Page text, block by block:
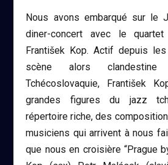
Nous avons embarqué sur le
diner-concert avec le
František Kop. Actif depuis
scène alors
Tchécoslovaquie, František
grandes figures du jazz
répertoire riche, des
musiciens qui arrivent à nous
que nous en croisière “Prague